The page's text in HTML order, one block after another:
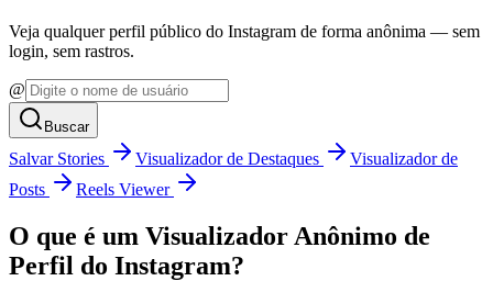
Veja qualquer perfil público do Instagram de forma anônima — sem
login, sem rastros.
@
Buscar
Salvar Stories Visualizador de Destaques
Visualizador de
Posts
Reels Viewer
O que é um Visualizador Anônimo de
Perfil do Instagram?